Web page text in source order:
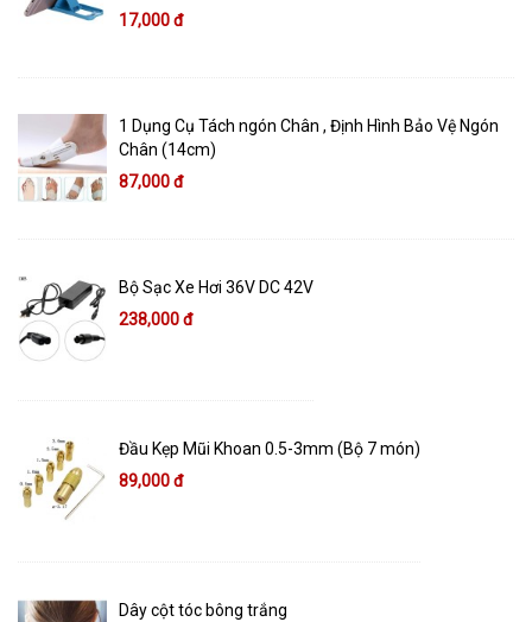
17,000 đ
1 Dụng Cụ Tách ngón Chân , Định Hình Bảo Vệ Ngón
Chân (14cm)
87,000 đ
Bộ Sạc Xe Hơi 36V DC 42V
238,000 đ
Đầu Kẹp Mũi Khoan 0.5-3mm (Bộ 7 món)
89,000 đ
Dây cột tóc bông trắng